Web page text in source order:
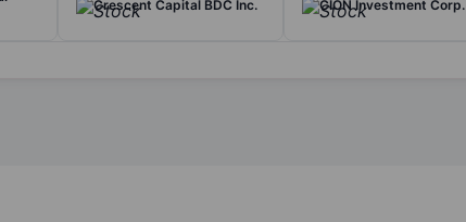
Crescent Capital BDC Inc. CION Investment Corp.